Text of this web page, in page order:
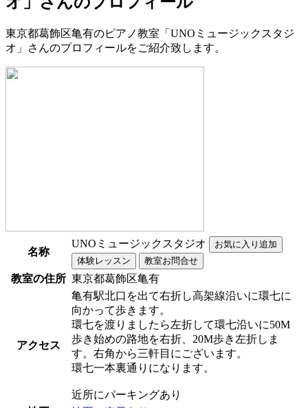
東京都葛飾区亀有のピアノ教室「UNOミュージックスタジ
オ」さんのプロフィールをご紹介致します。
名称
UNOミュージックスタジオ
教室の住所 東京都葛飾区亀有
アクセス
亀有駅北口を出て右折し高架線沿いに環七に
向かって歩きます。
環七を渡りましたら左折して環七沿いに50M
歩き始めの路地を右折、20M歩き左折しま
す。右角から三軒目にございます。
環七一本裏通りになります。
近所にパーキングあり